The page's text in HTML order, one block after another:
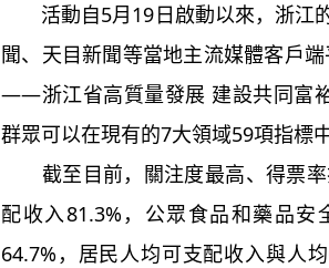
活動自5月19日啟動以來，浙江
聞、天目新聞等當地主流媒體客戶
——浙江省高質量發展 建設共同富
群眾可以在現有的7大領域59項指標
截至目前，關注度最高、得票率
配收入81.3%，公眾食品和藥品
64.7%，居民人均可支配收入與人